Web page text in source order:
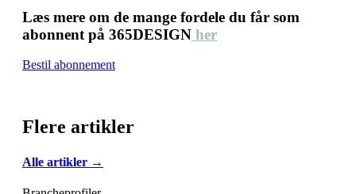
Læs mere om de mange fordele du får som
abonnent på 365DESIGN her
Bestil abonnement
Flere artikler
Alle artikler →